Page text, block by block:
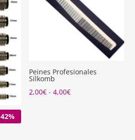
Peines Profesionales
Silkomb
2,00€ - 4,00€Rango